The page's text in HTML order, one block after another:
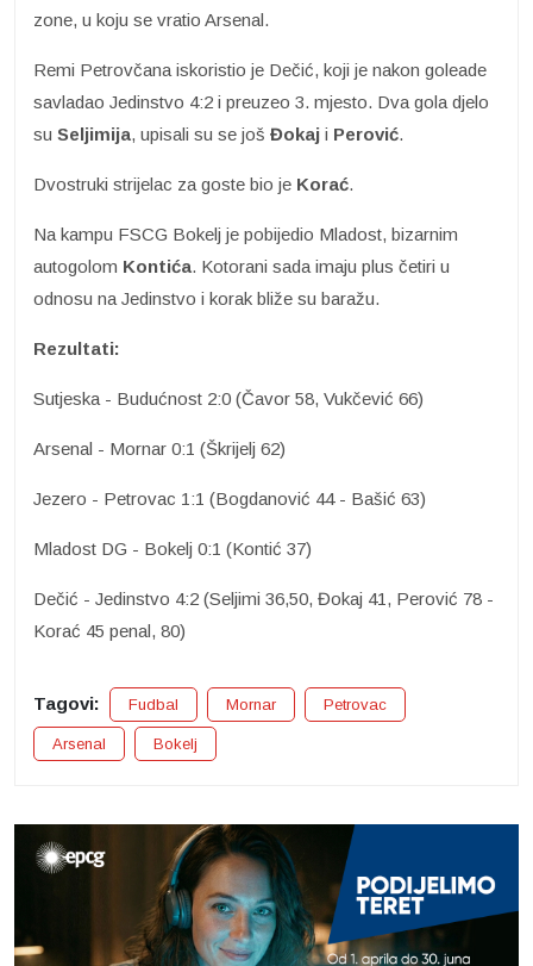
zone, u koju se vratio Arsenal.
Remi Petrovčana iskoristio je Dečić, koji je nakon goleade
savladao Jedinstvo 4:2 i preuzeo 3. mjesto. Dva gola djelo
su Seljimija, upisali su se još Đokaj i Perović.
Dvostruki strijelac za goste bio je Korać.
Na kampu FSCG Bokelj je pobijedio Mladost, bizarnim
autogolom Kontića. Kotorani sada imaju plus četiri u
odnosu na Jedinstvo i korak bliže su baražu.
Rezultati:
Sutjeska - Budućnost 2:0 (Čavor 58, Vukčević 66)
Arsenal - Mornar 0:1 (Škrijelj 62)
Jezero - Petrovac 1:1 (Bogdanović 44 - Bašić 63)
Mladost DG - Bokelj 0:1 (Kontić 37)
Dečić - Jedinstvo 4:2 (Seljimi 36,50, Đokaj 41, Perović 78 -
Korać 45 penal, 80)
Tagovi: Fudbal Mornar Petrovac
Arsenal Bokelj